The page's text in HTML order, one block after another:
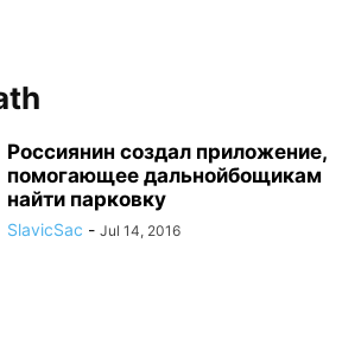
Россиянин создал приложение,
помогающее дальнойбощикам
найти парковку
SlavicSac - Jul 14, 2016